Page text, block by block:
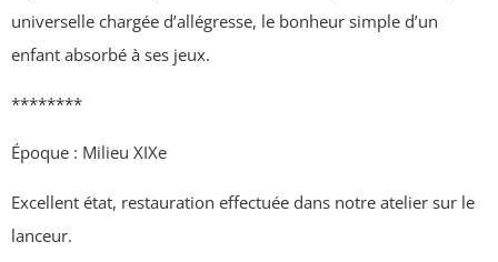
universelle chargée d’allégresse, le bonheur simple d’un
enfant absorbé à ses jeux.
********
Époque : Milieu XIXe
Excellent état, restauration effectuée dans notre atelier sur le
lanceur.